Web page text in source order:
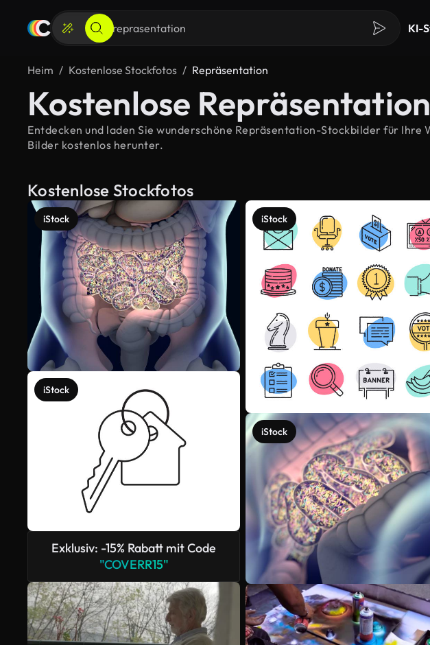
KI-
Heim Kostenlose Stockfotos Repräsentation
Kostenlose
Entdecken und laden Sie wunderschöne Repräsentation-Stockbilder für
Bilder kostenlos herunter.
Kostenlose Stockfotos
iStock
iStock
Exklusiv: -15% Rabatt mit Code
"COVERR15"
iStock
iStock